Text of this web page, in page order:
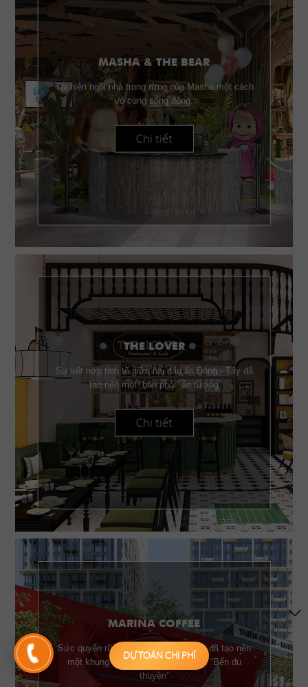
MASHA & THE BEAR
Tái hiện ngôi nhà trong rừng của Masha một cách
vô cùng sống động.
Chi tiết
THE LOVER
Sự kết hợp tinh tế giữa hai dấu ấn Đông - Tây đã
tạo nên một “bản phối” ấn tượng
Chi tiết
MARINA COFFEE
Sức quyến rũ của những chiếc buồm đã tạo nên
một khung cảnh đặc trưng của một “Bến du
thuyền”
DỰ TOÁN CHI PHÍ